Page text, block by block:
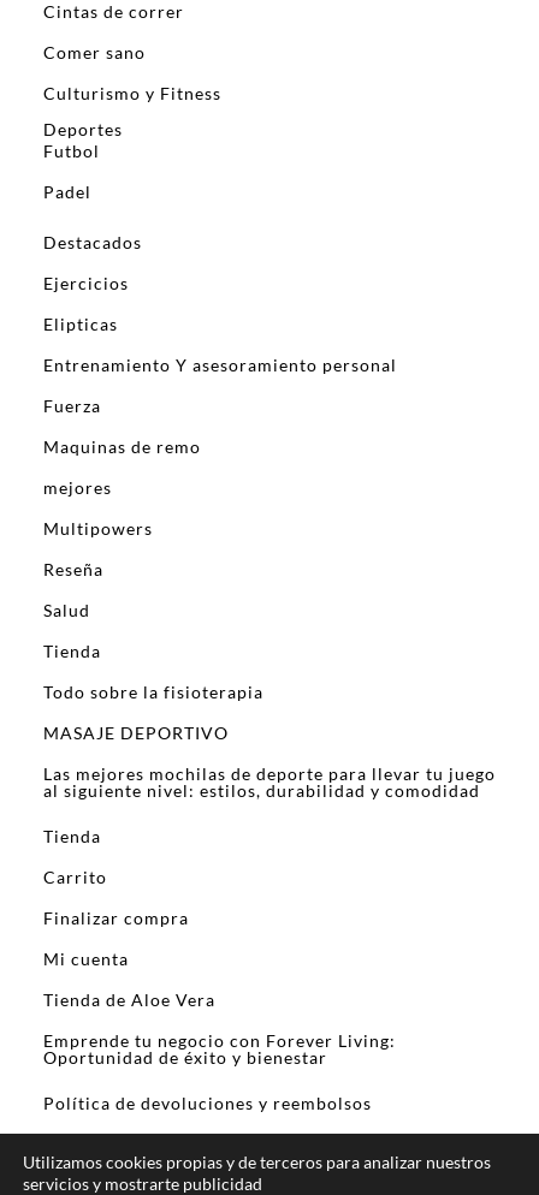
Cintas de correr
Comer sano
Culturismo y Fitness
Deportes
Futbol
Padel
Destacados
Ejercicios
Elipticas
Entrenamiento Y asesoramiento personal
Fuerza
Maquinas de remo
mejores
Multipowers
Reseña
Salud
Tienda
Todo sobre la fisioterapia
MASAJE DEPORTIVO
Las mejores mochilas de deporte para llevar tu juego
al siguiente nivel: estilos, durabilidad y comodidad
Tienda
Carrito
Finalizar compra
Mi cuenta
Tienda de Aloe Vera
Emprende tu negocio con Forever Living:
Oportunidad de éxito y bienestar
Política de devoluciones y reembolsos
Utilizamos cookies propias y de terceros para analizar nuestros
servicios y mostrarte publicidad